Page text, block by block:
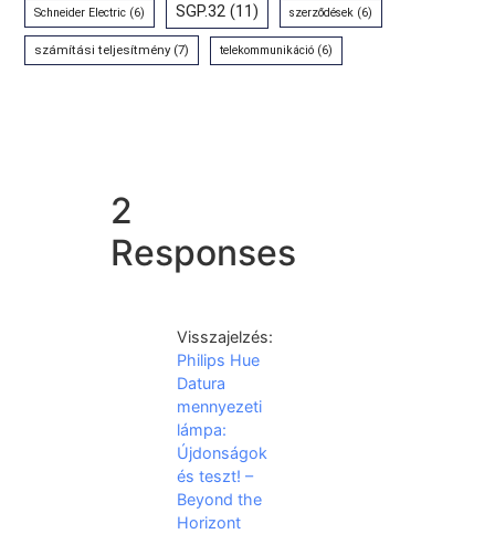
Schneider Electric (6) SGP.32 (11) szerződések (6)
számítási teljesítmény(7) telekommunikáció (6)
2
Responses
Visszajelzés:
Philips Hue
Datura
mennyezeti
lámpa:
Újdonságok
és teszt! –
Beyond the
Horizont